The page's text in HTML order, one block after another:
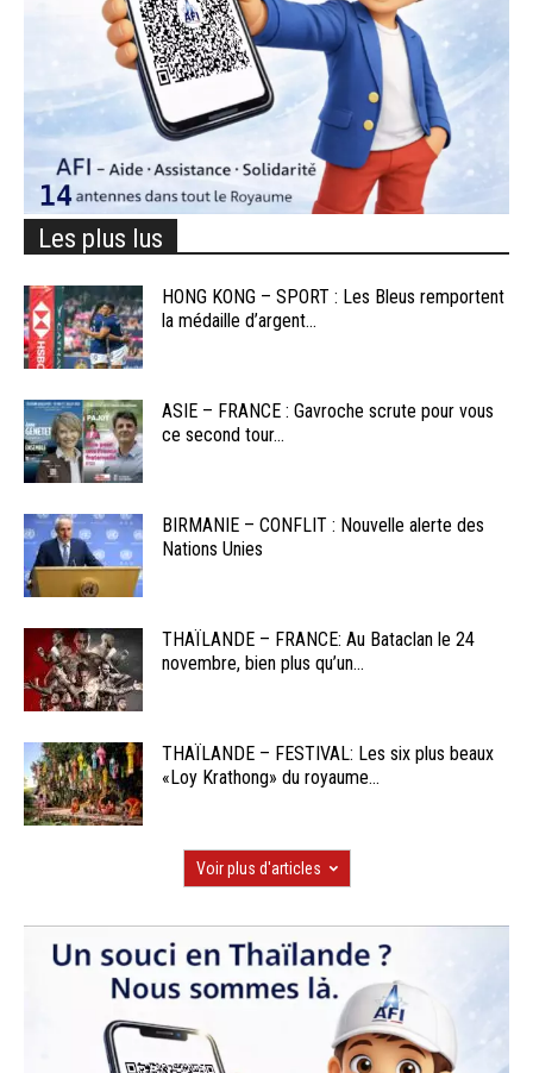
Les plus lus
HONG KONG – SPORT : Les Bleus remportent
la médaille d’argent...
ASIE – FRANCE : Gavroche scrute pour vous
ce second tour...
BIRMANIE – CONFLIT : Nouvelle alerte des
Nations Unies
THAÏLANDE – FRANCE: Au Bataclan le 24
novembre, bien plus qu’un...
THAÏLANDE – FESTIVAL: Les six plus beaux
«Loy Krathong» du royaume...
Voir plus d'articles